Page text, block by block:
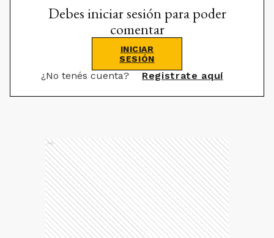
Debes iniciar sesión para poder
comentar
INICIAR
SESIÓN
¿No tenés cuenta? Registrate aquí
Ads